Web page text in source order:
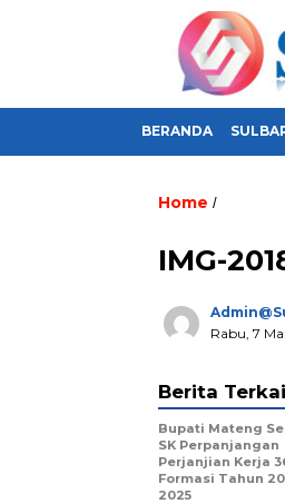
BERANDA
Home /
IMG-
Rabu, 7
Berita
Bupati Mateng
SK Perpanjangan
Perjanjian Kerja
Formasi Tahun
2025